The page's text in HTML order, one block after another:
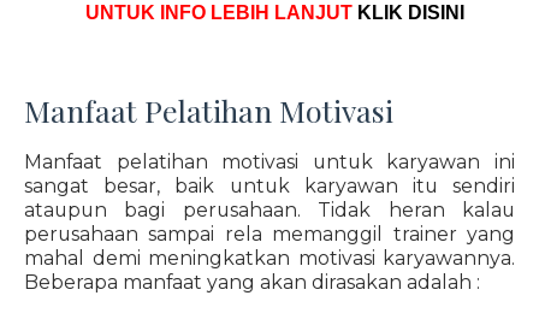
UNTUK INFO LEBIH LANJUT KLIK DISINI
Manfaat Pelatihan Motivasi
Manfaat pelatihan motivasi untuk karyawan ini
sangat besar, baik untuk karyawan itu sendiri
ataupun bagi perusahaan. Tidak heran kalau
perusahaan sampai rela memanggil trainer yang
mahal demi meningkatkan motivasi karyawannya.
Beberapa manfaat yang akan dirasakan adalah :